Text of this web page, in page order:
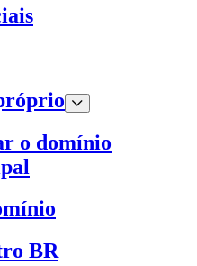
o domínio
BR